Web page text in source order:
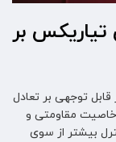
تیاریکس بر
توجهی بر تعادل
مقاومتی و
بیشتر از سوی